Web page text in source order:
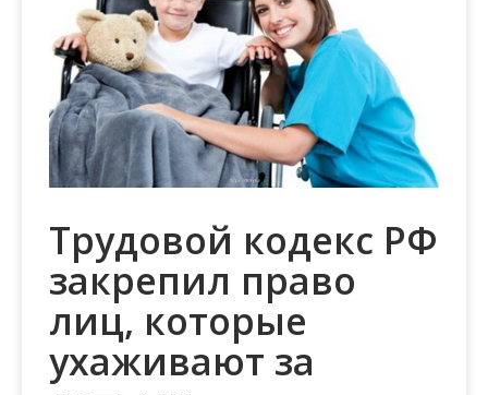
Трудовой кодекс РФ
закрепил право
лиц, которые
ухаживают за